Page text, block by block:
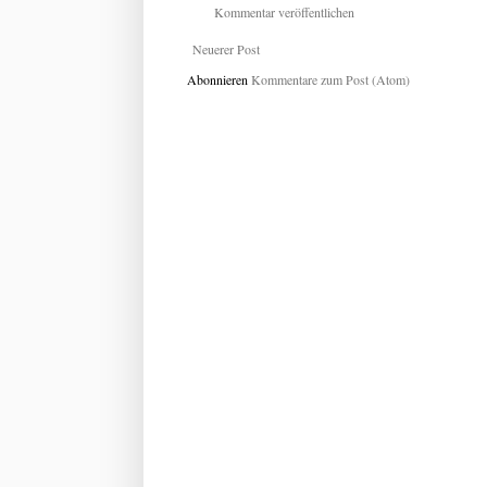
Kommentar veröffentlichen
Neuerer Post
Abonnieren Kommentare zum Post (Atom)